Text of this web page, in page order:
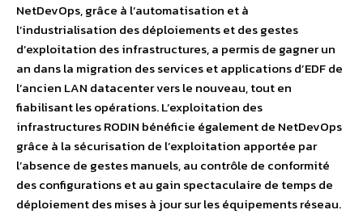
NetDevOps, grâce à l’automatisation et à
l’industrialisation des déploiements et des gestes
d’exploitation des infrastructures, a permis de gagner un
an dans la migration des services et applications d’EDF de
l’ancien LAN datacenter vers le nouveau, tout en
fiabilisant les opérations. L’exploitation des
infrastructures RODIN bénéficie également de NetDevOps
grâce à la sécurisation de l’exploitation apportée par
l’absence de gestes manuels, au contrôle de conformité
des configurations et au gain spectaculaire de temps de
déploiement des mises à jour sur les équipements réseau.